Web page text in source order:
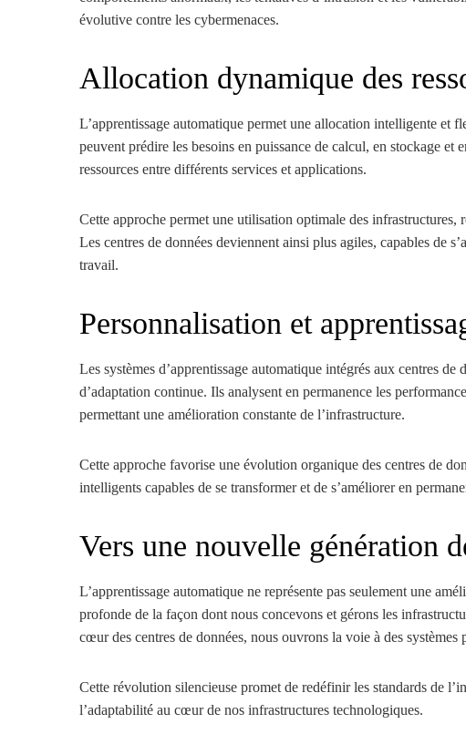
évolutive contre les cybermenaces.
Allocation dynamique des
L’apprentissage automatique permet une allocation intelligente et
peuvent prédire les besoins en puissance de calcul, en stockage et
ressources entre différents services et applications.
Cette approche permet une utilisation optimale des infrastructures,
Les centres de données deviennent ainsi plus agiles, capables de
travail.
Personnalisation et
Les systèmes d’apprentissage automatique intégrés aux centres
d’adaptation continue. Ils analysent en permanence les
permettant une amélioration constante de l’infrastructure.
Cette approche favorise une évolution organique des centres de
intelligents capables de se transformer et de s’améliorer en
Vers une nouvelle génération
L’apprentissage automatique ne représente pas seulement une
profonde de la façon dont nous concevons et gérons les
cœur des centres de données, nous ouvrons la voie à des
Cette révolution silencieuse promet de redéfinir les standards de
l’adaptabilité au cœur de nos infrastructures technologiques.